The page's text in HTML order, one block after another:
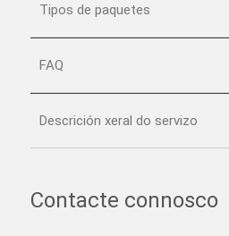
Tipos de paquetes
FAQ
Descrición xeral do servizo
Contacte connosco